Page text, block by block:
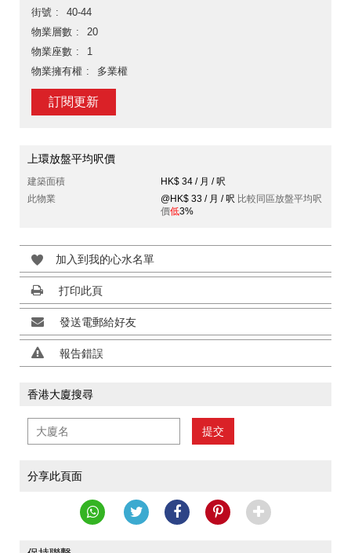
街號
40-44
物業層數
20
物業座數
1
物業擁有權
多業權
訂閱更新
上環放盤平均呎價
建築面積
HK$ 34 / 月 / 呎
此物業
@HK$ 33 / 月 / 呎 比較同區放盤平均呎
價低3%
加入到我的心水名單
打印此頁
發送電郵給好友
報告錯誤
香港大廈搜尋
提交
分享此頁面